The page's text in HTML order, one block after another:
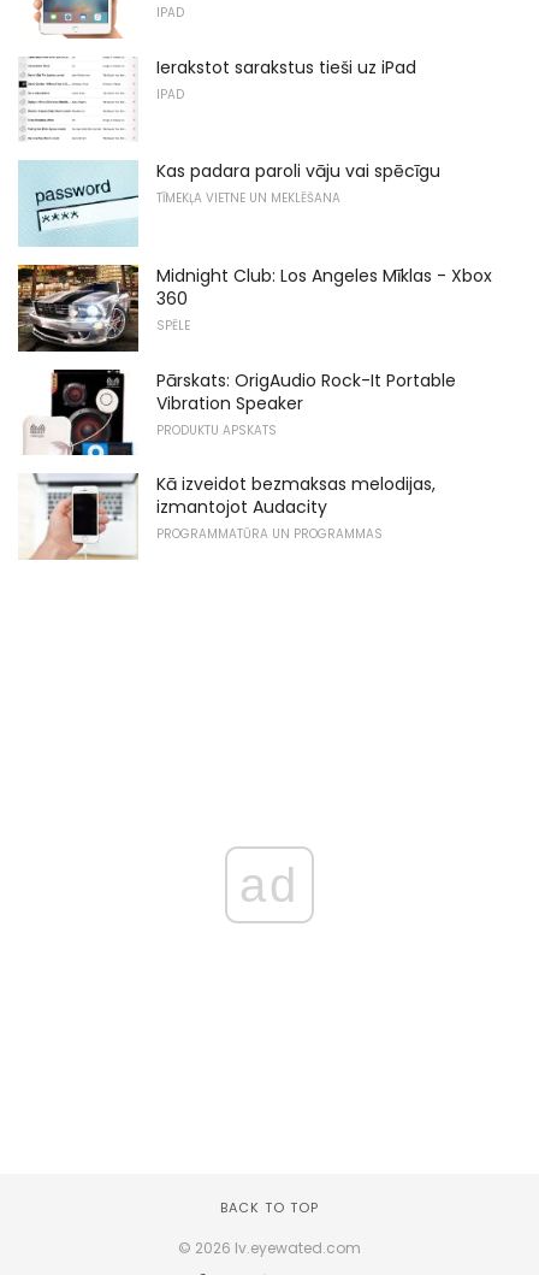
IPAD
Ierakstot sarakstus tieši uz iPad
IPAD
Kas padara paroli vāju vai spēcīgu
TĪMEKĻA VIETNE UN MEKLĒŠANA
Midnight Club: Los Angeles Mīklas - Xbox
360
SPĒLE
Pārskats: OrigAudio Rock-It Portable
Vibration Speaker
PRODUKTU APSKATS
Kā izveidot bezmaksas melodijas,
izmantojot Audacity
PROGRAMMATŪRA UN PROGRAMMAS
ad
BACK TO TOP
© 2026 lv.eyewated.com